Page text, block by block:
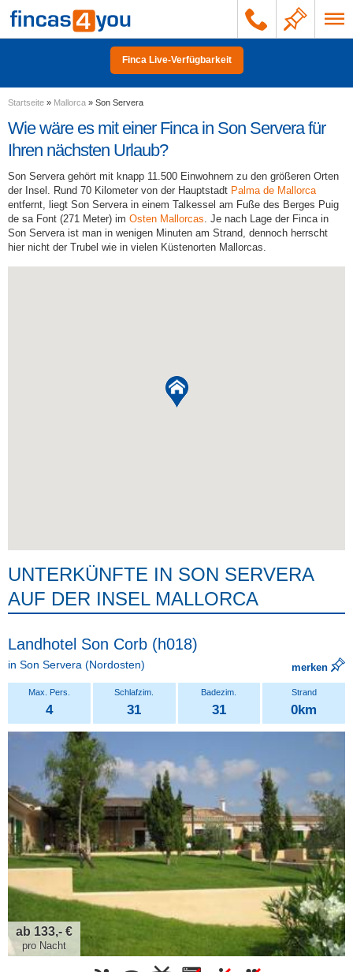
Finca Live-Verfügbarkeit
Startseite » Mallorca » Son Servera
Wie wäre es mit einer Finca in Son Servera für
Ihren nächsten Urlaub?
Son Servera gehört mit knapp 11.500 Einwohnern zu den größeren Orten
der Insel. Rund 70 Kilometer von der Hauptstadt Palma de Mallorca
entfernt, liegt Son Servera in einem Talkessel am Fuße des Berges Puig
de sa Font (271 Meter) im Osten Mallorcas. Je nach Lage der Finca in
Son Servera ist man in wenigen Minuten am Strand, dennoch herrscht
hier nicht der Trubel wie in vielen Küstenorten Mallorcas.
UNTERKÜNFTE IN SON SERVERA
AUF DER INSEL MALLORCA
Landhotel Son Corb (h018)
in Son Servera (Nordosten) merken
4 31 31 0km
ab 133,- €
pro Nacht